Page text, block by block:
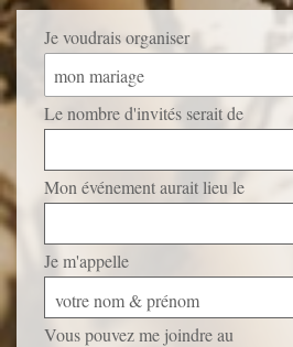
Je voudrais organiser
mon mariage
Le nombre d'invités serait de
Mon événement aurait lieu le
Je m'appelle
votre nom & prénom
Vous pouvez me joindre au